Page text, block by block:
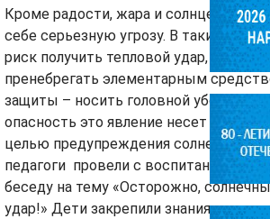
Кроме радости, жара и солнце несут в
себе серьезную угрозу. В такие дни
риск получить тепловой удар, если
пренебрегать элементарным
защиты – носить головной убор.
опасность это явление несет детям. С
целью предупреждения солнечного
педагоги провели с воспитанниками
беседу на тему «Осторожно,
удар!» Дети закрепили знания о мерах